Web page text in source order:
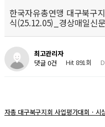
한국자유총연맹 대구북구
식(25.12.05)_경상매일신
최고관리자
댓글 0건
Hit 891회
자총 대구북구지회 사업평가대회ㆍ시